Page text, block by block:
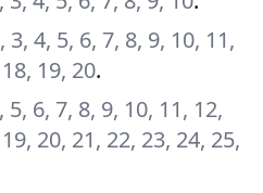
3, 4, 5, 6, 7, 8, 9, 10, 11,
19, 20.
5, 6, 7, 8, 9, 10, 11, 12,
20, 21, 22, 23, 24, 25,